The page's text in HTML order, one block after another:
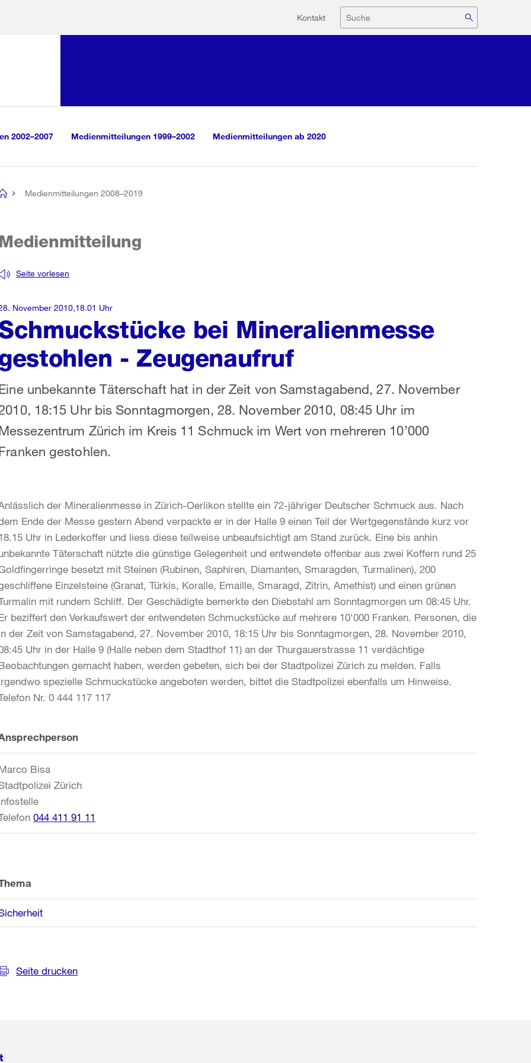
Hilfsnavigation
Kontakt Suche
2002–2007 Medienmitteilungen 1999–2002 Medienmitteilungen ab 2020
Medienmitteilungen 2008–2019
bei Mineralienmesse
- Zeugenaufruf
Seite vorlesen
unbekannte Täterschaft hat in der Zeit von Samstagabend, 27. November
18:15 Uhr bis Sonntagmorgen, 28. November 2010, 08:45 Uhr im
Zürich im Kreis 11 Schmuck im Wert von mehreren 10’000
gestohlen.
November 2010,18.01 Uhr
der Mineralienmesse in Zürich-Oerlikon stellte ein 72-jähriger Deutscher Schmuck aus. Nach
Ende der Messe gestern Abend verpackte er in der Halle 9 einen Teil der Wertgegenstände kurz vor
Uhr in Lederkoffer und liess diese teilweise unbeaufsichtigt am Stand zurück. Eine bis anhin
Täterschaft nützte die günstige Gelegenheit und entwendete offenbar aus zwei Koffern rund 25
besetzt mit Steinen (Rubinen, Saphiren, Diamanten, Smaragden, Turmalinen), 200
Einzelsteine (Granat, Türkis, Koralle, Emaille, Smaragd, Zitrin, Amethist) und einen grünen
mit rundem Schliff. Der Geschädigte bemerkte den Diebstahl am Sonntagmorgen um 08:45 Uhr.
beziffert den Verkaufswert der entwendeten Schmuckstücke auf mehrere 10'000 Franken. Personen, die
der Zeit von Samstagabend, 27. November 2010, 18:15 Uhr bis Sonntagmorgen, 28. November 2010,
Uhr in der Halle 9 (Halle neben dem Stadthof 11) an der Thurgauerstrasse 11 verdächtige
gemacht haben, werden gebeten, sich bei der Stadtpolizei Zürich zu melden. Falls
spezielle Schmuckstücke angeboten werden, bittet die Stadtpolizei ebenfalls um Hinweise.
Nr. 0 444 117 117
Bisa
Zürich
044 411 91 11
Seite drucken